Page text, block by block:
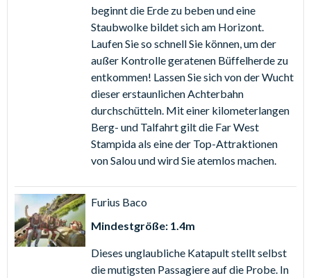
Profitieren Sie von großen Ersparnissen, indem Sie Ihr
PortAventura TicketmitFerrari Land undCaribe
kombinieren, die gemeinsam mit dem
PortAventura Park die PortAventura World bilden!
Entdecken Sie imFerrari Landauf 7 Hektar pures Ferrari-
Vergnügen, von der höchsten und schnellsten
Vertikalbeschleuniger-Fahrt Europas über eine echte
Familien-Rennstrecke mit 570 Metern Länge bis hin zu
modernsten Simulatoren für ein authentisches F1-
Fahrerlebnis.
DerPortAventura Caribe Aquatic Park
bis zum 8. September 2024 geöffnet) ist ein
actiongeladener, karibisch angehauchter Wasserpark mit
vielen Fahrgeschäften, Rutschen, Wellenbecken und mehr.
beginnt die Erde zu beben und eine
Staubwolke bildet sich am Horizont.
Laufen Sie so schnell Sie können, um der
außer Kontrolle geratenen Büffelherde zu
entkommen! Lassen Sie sich von der Wucht
dieser erstaunlichen Achterbahn
durchschütteln. Mit einer kilometerlangen
Berg- und Talfahrt gilt die Far West
Stampida als eine der Top-Attraktionen
von Salou und wird Sie atemlos machen.
Furius Baco
Mindestgröße: 1.4m
Dieses unglaubliche Katapult stellt selbst
die mutigsten Passagiere auf die Probe. In